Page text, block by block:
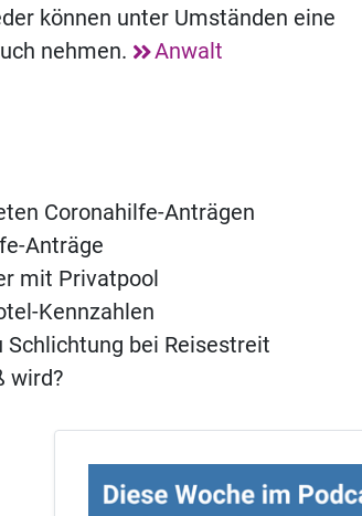
können unter Umständen eine
nehmen.
Anwalt
Coronahilfe-Anträgen
Anträge
mit Privatpool
Kennzahlen
bei Reisestreit
wird?